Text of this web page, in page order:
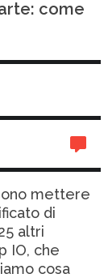
come
mettere
di
altri
IO, che
cosa